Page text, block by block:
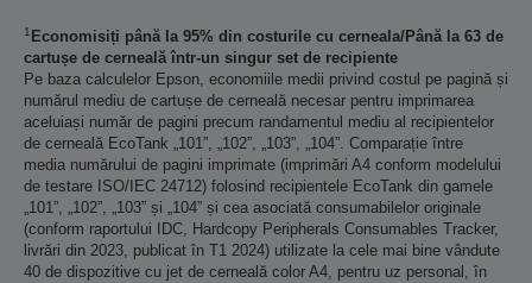
1 Economisiți până la 95% din costurile cu cerneala/Până la 63 de
cartușe de cerneală într-un singur set de recipiente
Pe baza calculelor Epson, economiile medii privind costul pe pagină și
numărul mediu de cartușe de cerneală necesar pentru imprimarea
aceluiași număr de pagini precum randamentul mediu al recipientelor
de cerneală EcoTank „101”, „102”, „103”, „104”. Comparație între
media numărului de pagini imprimate (imprimări A4 conform modelului
de testare ISO/IEC 24712) folosind recipientele EcoTank din gamele
„101”, „102”, „103” și „104” și cea asociată consumabilelor originale
(conform raportului IDC, Hardcopy Peripherals Consumables Tracker,
livrări din 2023, publicat în T1 2024) utilizate la cele mai bine vândute
40 de dispozitive cu jet de cerneală color A4, pentru uz personal, în